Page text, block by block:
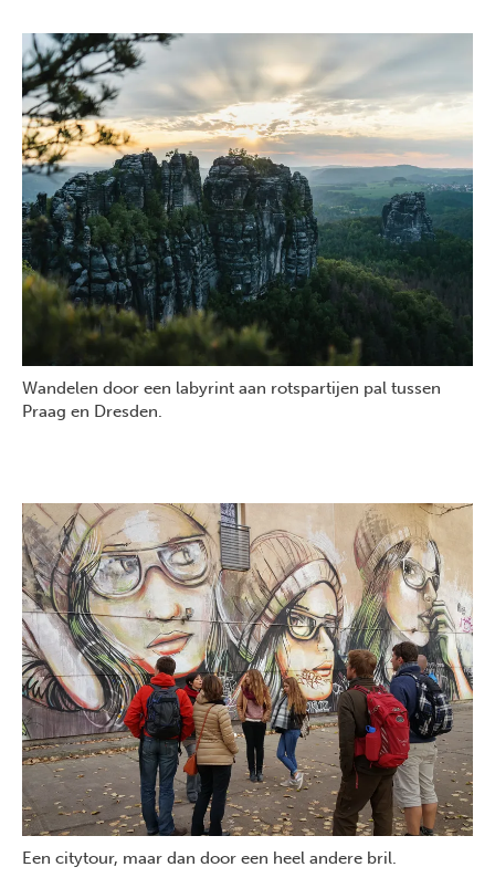
Wandelen door een labyrint aan rotspartijen pal tussen
Praag en Dresden.
Een citytour, maar dan door een heel andere bril.